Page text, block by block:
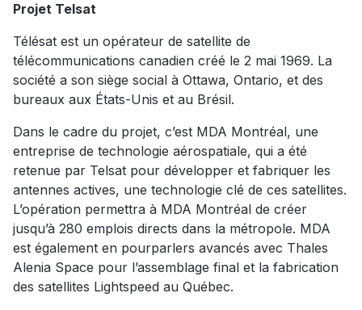
Projet Telsat
Télésat est un opérateur de satellite de
télécommunications canadien créé le 2 mai 1969. La
société a son siège social à Ottawa, Ontario, et des
bureaux aux États-Unis et au Brésil.
Dans le cadre du projet, c’est MDA Montréal, une
entreprise de technologie aérospatiale, qui a été
retenue par Telsat pour développer et fabriquer les
antennes actives, une technologie clé de ces satellites.
L’opération permettra à MDA Montréal de créer
jusqu’à 280 emplois directs dans la métropole. MDA
est également en pourparlers avancés avec Thales
Alenia Space pour l’assemblage final et la fabrication
des satellites Lightspeed au Québec.